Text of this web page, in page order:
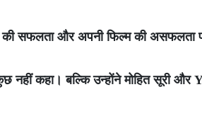
सफलता और अपनी फिल्म की असफलता
कहा। बल्कि उन्होंने मोहित सूरी और